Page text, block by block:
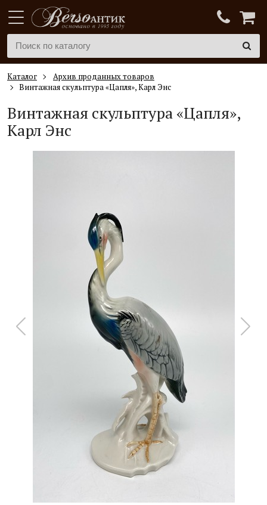
Каталог
Архив проданных товаров
Винтажная скульптура «Цапля», Карл Энс
Винтажная скульптура «Цапля»,
Карл Энс